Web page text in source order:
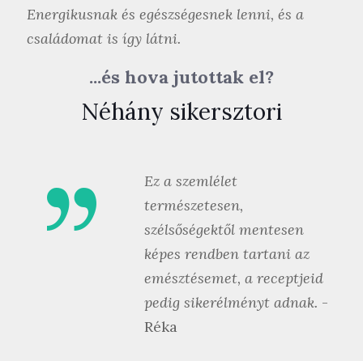
Energikusnak és egészségesnek lenni, és a
családomat is így látni.
...és hova jutottak el?
Néhány sikersztori
Ez a szemlélet
természetesen,
szélsőségektől mentesen
képes rendben tartani az
emésztésemet, a receptjeid
pedig sikerélményt adnak. -
Réka